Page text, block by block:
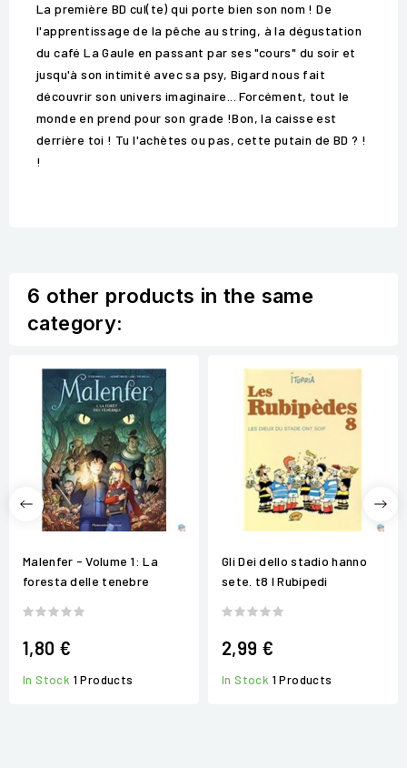
La première BD cul(te) qui porte bien son nom ! De
l'apprentissage de la pêche au string, à la dégustation
du café La Gaule en passant par ses "cours" du soir et
jusqu'à son intimité avec sa psy, Bigard nous fait
découvrir son univers imaginaire... Forcément, tout le
monde en prend pour son grade !Bon, la caisse est
derrière toi ! Tu l'achètes ou pas, cette putain de BD ? !
!
6 other products in the same
category:
Malenfer - Volume 1: La
foresta delle tenebre
1,80 €
In Stock 1 Products
Gli Dei dello stadio hanno
sete. t8 I Rubipedi
2,99 €
In Stock 1 Products